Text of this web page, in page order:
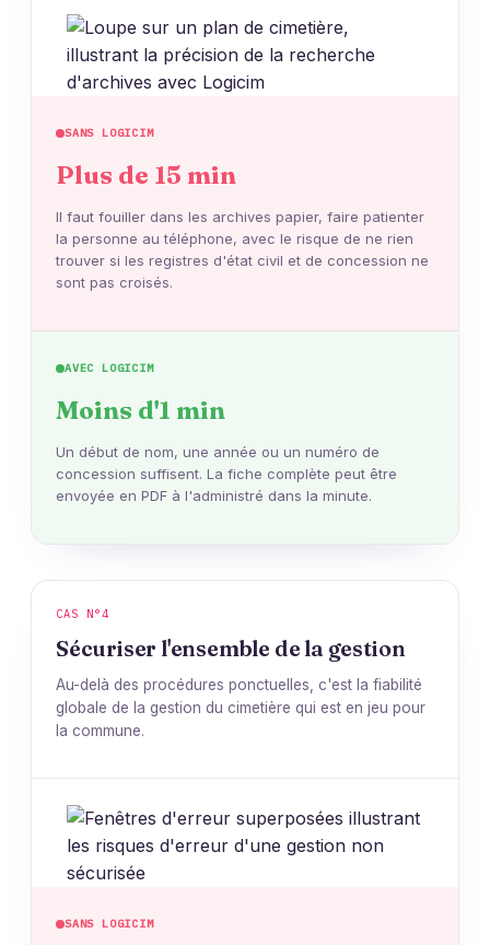
SANS LOGICIM
Plus de 15 min
Il faut fouiller dans les archives papier, faire patienter
la personne au téléphone, avec le risque de ne rien
trouver si les registres d'état civil et de concession ne
sont pas croisés.
AVEC LOGICIM
Moins d'1 min
Un début de nom, une année ou un numéro de
concession suffisent. La fiche complète peut être
envoyée en PDF à l'administré dans la minute.
CAS N°4
Sécuriser l'ensemble de la gestion
Au-delà des procédures ponctuelles, c'est la fiabilité
globale de la gestion du cimetière qui est en jeu pour
la commune.
SANS LOGICIM